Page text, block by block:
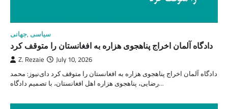
جهانی, سیاسی
دادگاه آلمان اخراج پناهجوی هزاره به افغانستان را متوقف کرد
Z. Rezaie July 10, 2026
دادگاه آلمان اخراج پناهجوی هزاره به افغانستان را متوقف کرد دای‌نیوز: محمد
رضایی، پناهجوی هزاره اهل افغانستان، با تصمیم دادگاه…